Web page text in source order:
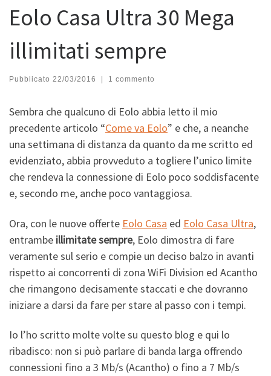
Eolo Casa Ultra 30 Mega
illimitati sempre
Pubblicato 22/03/2016 1 commento
Sembra che qualcuno di Eolo abbia letto il mio
precedente articolo “Come va Eolo” e che, a neanche
una settimana di distanza da quanto da me scritto ed
evidenziato, abbia provveduto a togliere l’unico limite
che rendeva la connessione di Eolo poco soddisfacente
e, secondo me, anche poco vantaggiosa.
Ora, con le nuove offerte Eolo Casa ed Eolo Casa Ultra,
entrambe illimitate sempre, Eolo dimostra di fare
veramente sul serio e compie un deciso balzo in avanti
rispetto ai concorrenti di zona WiFi Division ed Acantho
che rimangono decisamente staccati e che dovranno
iniziare a darsi da fare per stare al passo con i tempi.
Io l’ho scritto molte volte su questo blog e qui lo
ribadisco: non si può parlare di banda larga offrendo
connessioni fino a 3 Mb/s (Acantho) o fino a 7 Mb/s